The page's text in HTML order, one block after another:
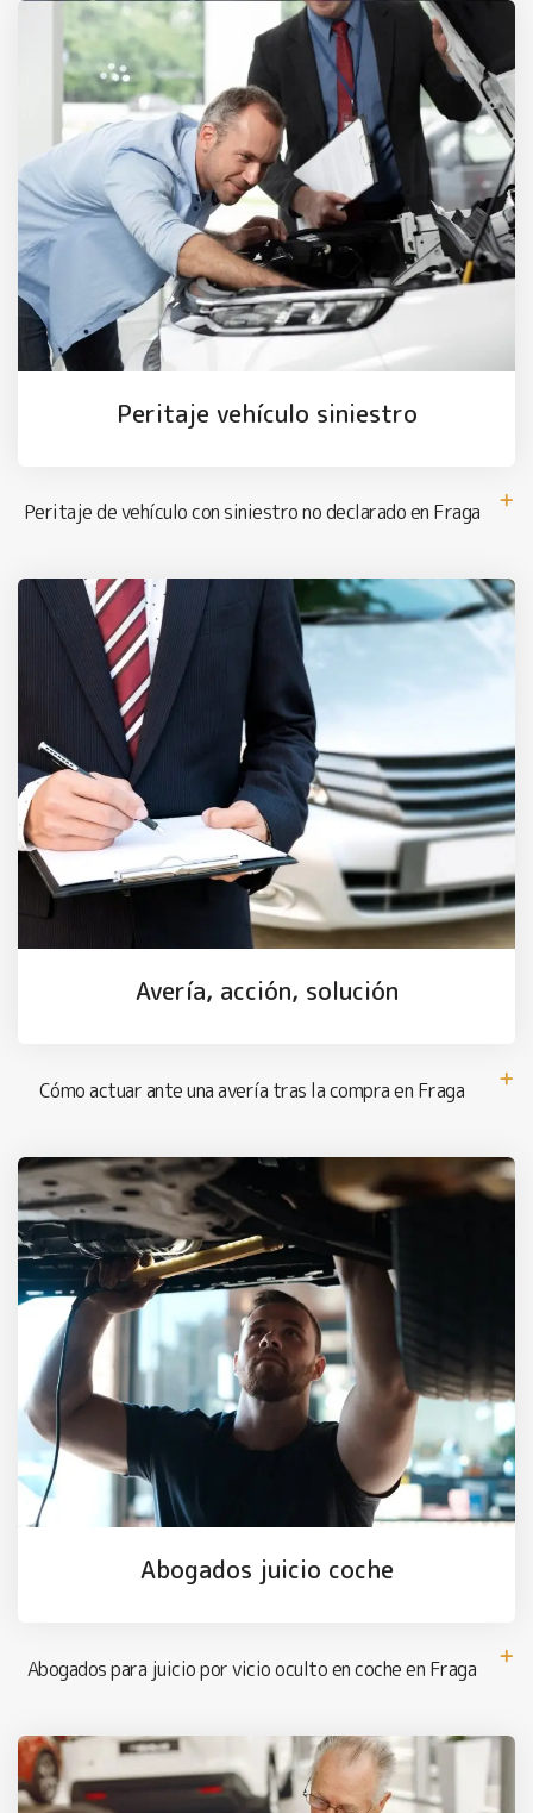
Peritaje vehículo siniestro
Peritaje de vehículo con siniestro no declarado en Fraga
Avería, acción, solución
Cómo actuar ante una avería tras la compra en Fraga
Abogados juicio coche
Abogados para juicio por vicio oculto en coche en Fraga